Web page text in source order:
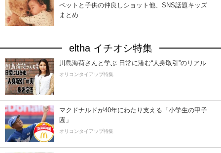
ペットと子供の仲良しショット他、SNS話題キッズ
まとめ
eltha イチオシ特集
川島海荷さんと学ぶ 日常に潜む“人身取引”のリアル
オリコンタイアップ特集
マクドナルドが40年にわたり支える「小学生の甲子
園」
オリコンタイアップ特集